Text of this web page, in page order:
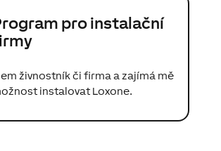
pro instalační
živnostník či firma a zajímá mě
instalovat Loxone.